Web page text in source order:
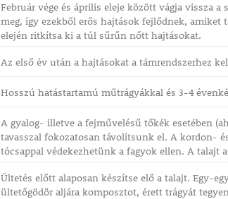
Február vége és április eleje között vágja vissza
meg, így ezekből erős hajtások fejlődnek, amiket
elején ritkítsa ki a túl sűrűn nőtt hajtásokat.
Az első év után a hajtásokat a támrendszerhez
Hosszú hatástartamú műtrágyákkal és 3-4
A gyalog- illetve a fejművelésű tőkék esetében
tavasszal fokozatosan távolítsunk el. A kordon-
tócsappal védekezhetünk a fagyok ellen. A
Ültetés előtt alaposan készítse elő a talajt. Egy-
ültetőgödör aljára komposztot, érett trágyát